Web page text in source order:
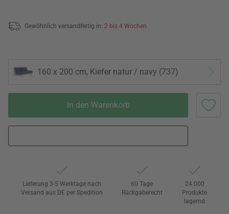
Gewöhnlich versandfertig in: 2 bis 4 Wochen
160 x 200 cm, Kiefer natur / navy (737)
In den Warenkorb
Lieferung 3-5 Werktage nach
Versand aus DE per Spedition
60 Tage
Rückgaberecht
24.000
Produkte
lagernd